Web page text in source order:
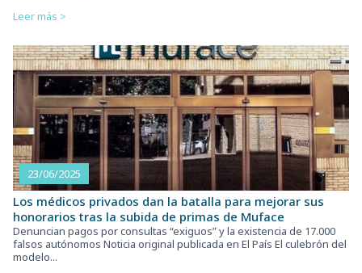
Leer más >
23/06/2025
Los médicos privados dan la batalla para mejorar sus
honorarios tras la subida de primas de Muface
Denuncian pagos por consultas “exiguos” y la existencia de 17.000
falsos autónomos Noticia original publicada en El País El culebrón del
modelo...